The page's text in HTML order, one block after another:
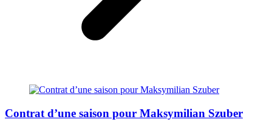
Contrat d’une saison pour Maksymilian Szuber